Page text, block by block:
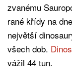
zvanému
rané křídy na
největší
všech dob.
vážil 44 tun.